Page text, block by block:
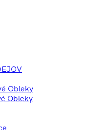
Obleky
Obleky